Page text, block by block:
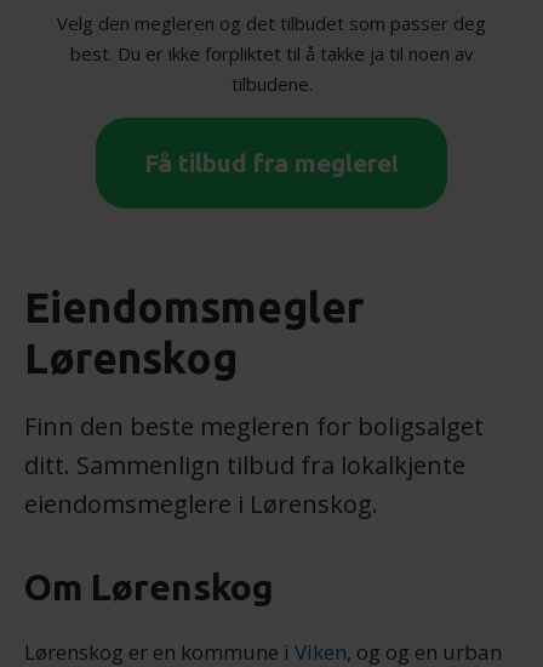
Velg den megleren og det tilbudet som passer deg
best. Du er ikke forpliktet til å takke ja til noen av
tilbudene.
Få tilbud fra meglere!
Eiendomsmegler
Lørenskog
Finn den beste megleren for boligsalget
ditt. Sammenlign tilbud fra lokalkjente
eiendomsmeglere i Lørenskog.
Om Lørenskog
Lørenskog er en kommune i Viken, og og en urban